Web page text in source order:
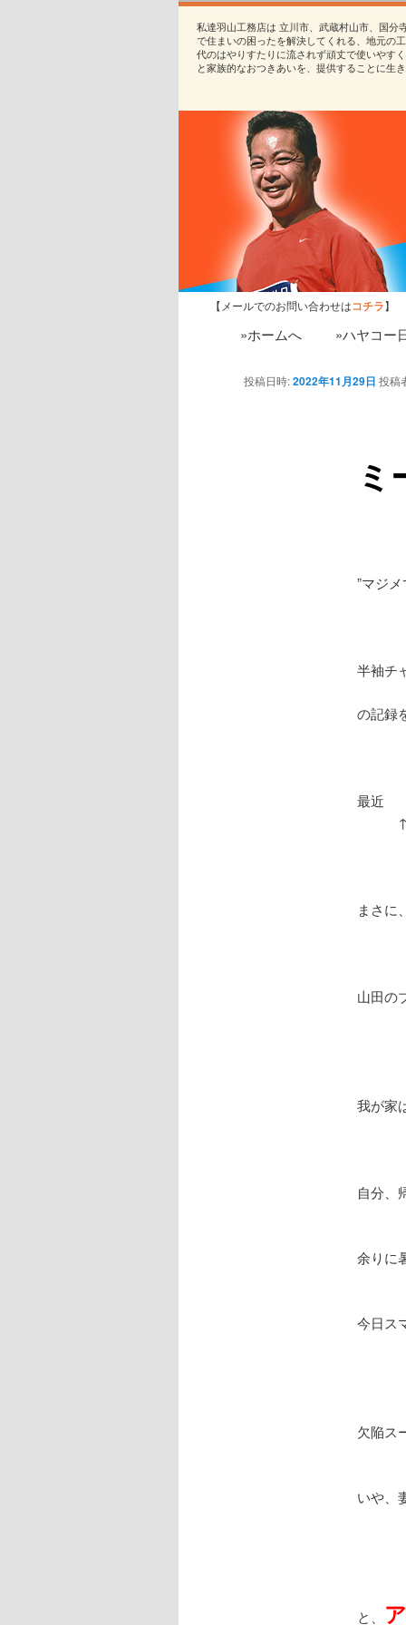
私達羽山工務店は 立川市、武蔵村山市、国分
で住まいの困ったを解決してくれる、地元の
代のはやりすたりに流されず頑丈で使いやす
と家族的なおつきあいを、提供することに生
【メールでのお問い合わせはコチラ】
»ホームへ »ハヤコー
ミ
投稿日時:2022年11月29日 投稿
”マジ
半袖チ
の記録
最近
↑ ク
まさに
山田の
我が家
自分、
余りに
今日ス
欠陥ス
いや、
と、